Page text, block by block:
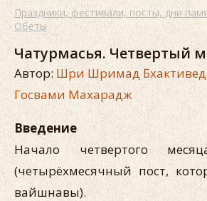
Праздники, фестивали, посты, дни
Обеты
Чатурмасья. Четвертый
Автор: Шри Шримад
Госвами Махарадж
Введение
Начало четвертого
(четырёхмесячный пост,
вайшнавы).